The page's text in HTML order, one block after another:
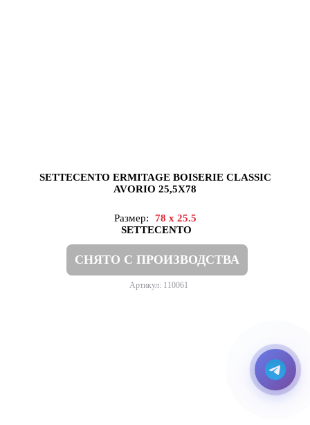
SETTECENTO ERMITAGE BOISERIE CLASSIC
AVORIO 25,5X78
Размер:
78 x 25.5
SETTECENTO
СНЯТО С ПРОИЗВОДСТВА
Артикул: 110061